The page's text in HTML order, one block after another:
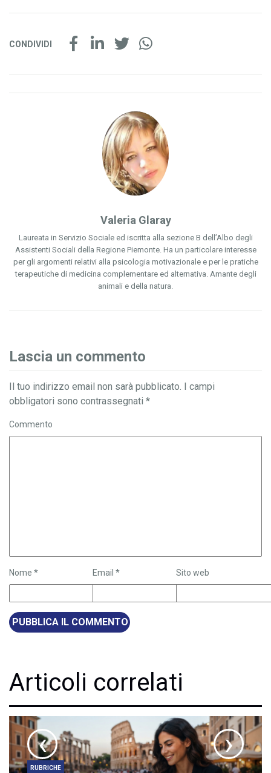
CONDIVIDI
Valeria Glaray
Laureata in Servizio Sociale ed iscritta alla sezione B dell’Albo degli
Assistenti Sociali della Regione Piemonte. Ha un particolare interesse
per gli argomenti relativi alla psicologia motivazionale e per le pratiche
terapeutiche di medicina complementare ed alternativa. Amante degli
animali e della natura.
Lascia un commento
Il tuo indirizzo email non sarà pubblicato. I campi
obbligatori sono contrassegnati *
Commento
Nome * Email * Sito web
Articoli correlati
RUBRICHE
‹ ›